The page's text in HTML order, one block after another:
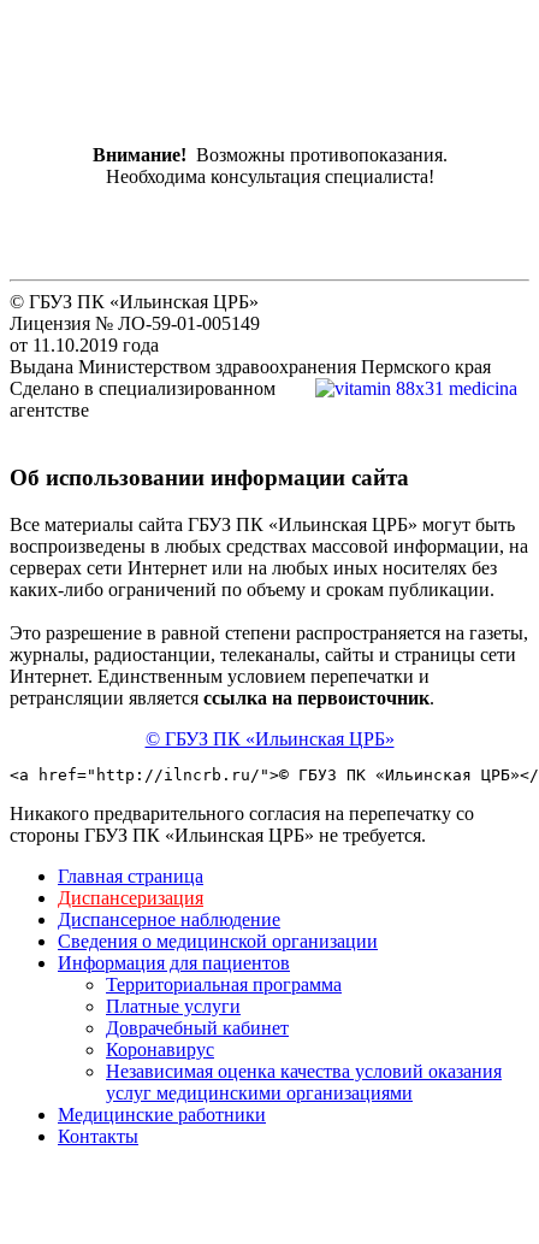
Внимание! Возможны противопоказания.
Необходима консультация специалиста!
© ГБУЗ ПК «Ильинская ЦРБ»
Лицензия № ЛО-59-01-005149
от 11.10.2019 года
Выдана Министерством здравоохранения Пермского края
Сделано в специализированном
агентстве
Об использовании информации сайта
Все материалы сайта ГБУЗ ПК «Ильинская ЦРБ» могут быть
воспроизведены в любых средствах массовой информации, на
серверах сети Интернет или на любых иных носителях без
каких-либо ограничений по объему и срокам публикации.
Это разрешение в равной степени распространяется на газеты,
журналы, радиостанции, телеканалы, сайты и страницы сети
Интернет. Единственным условием перепечатки и
ретрансляции является ссылка на первоисточник.
© ГБУЗ ПК «Ильинская ЦРБ»
<a href="http://ilncrb.ru/">© ГБУЗ ПК «Ильинская ЦРБ»</
Никакого предварительного согласия на перепечатку со
стороны ГБУЗ ПК «Ильинская ЦРБ» не требуется.
Главная страница
Диспансеризация
Диспансерное наблюдение
Сведения о медицинской организации
Информация для пациентов
Территориальная программа
Платные услуги
Доврачебный кабинет
Коронавирус
Независимая оценка качества условий оказания
услуг медицинскими организациями
Медицинские работники
Контакты